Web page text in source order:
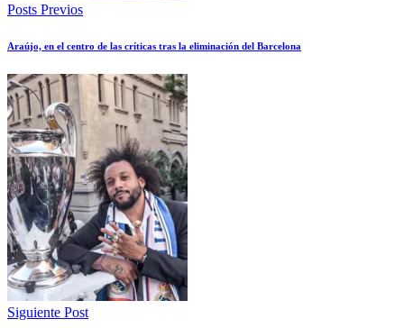
Posts Previos
Araújo, en el centro de las críticas tras la eliminación del Barcelona
Siguiente Post